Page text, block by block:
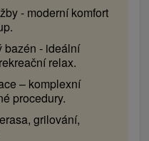
- moderní komfort
bazén - ideální
relax.
– komplexní
procedury.
grilování,